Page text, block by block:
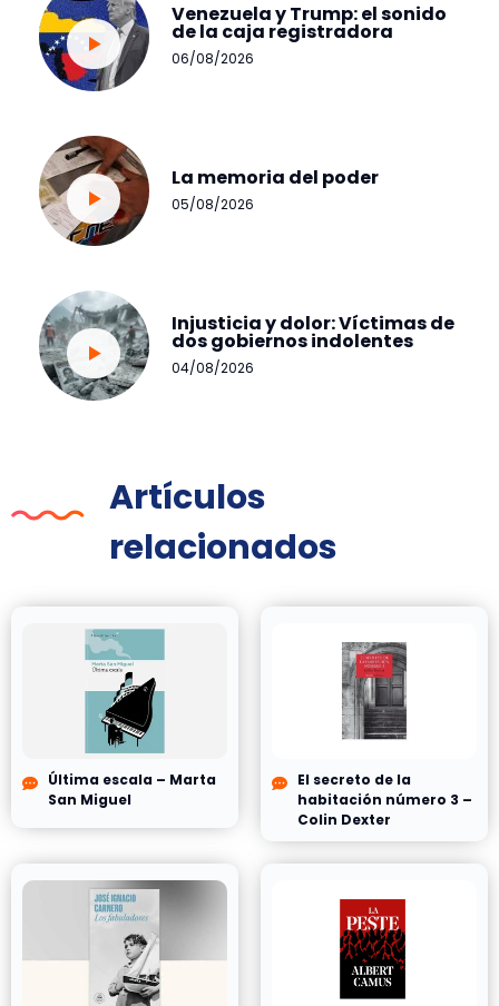
Venezuela y Trump: el sonido
de la caja registradora
06/08/2026
La memoria del poder
05/08/2026
Injusticia y dolor: Víctimas de
dos gobiernos indolentes
04/08/2026
Artículos
relacionados
Última escala – Marta
San Miguel
El secreto de la
habitación número 3 –
Colin Dexter